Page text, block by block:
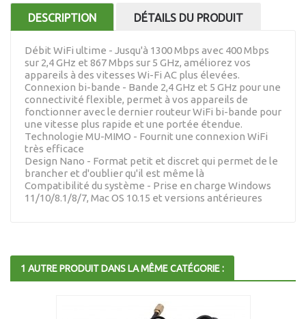
DESCRIPTION DÉTAILS DU PRODUIT
Débit WiFi ultime - Jusqu'à 1300 Mbps avec 400 Mbps
sur 2,4 GHz et 867 Mbps sur 5 GHz, améliorez vos
appareils à des vitesses Wi-Fi AC plus élevées.
Connexion bi-bande - Bande 2,4 GHz et 5 GHz pour une
connectivité flexible, permet à vos appareils de
fonctionner avec le dernier routeur WiFi bi-bande pour
une vitesse plus rapide et une portée étendue.
Technologie MU-MIMO - Fournit une connexion WiFi
très efficace
Design Nano - Format petit et discret qui permet de le
brancher et d'oublier qu'il est même là
Compatibilité du système - Prise en charge Windows
11/10/8.1/8/7, Mac OS 10.15 et versions antérieures
1 AUTRE PRODUIT DANS LA MÊME CATÉGORIE :